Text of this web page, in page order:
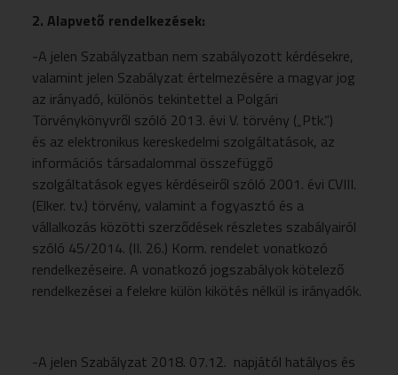
2. Alapvető rendelkezések:
-A jelen Szabályzatban nem szabályozott kérdésekre,
valamint jelen Szabályzat értelmezésére a magyar jog
az irányadó, különös tekintettel a Polgári
Törvénykönyvről szóló 2013. évi V. törvény („Ptk.”)
és az elektronikus kereskedelmi szolgáltatások, az
információs társadalommal összefüggő
szolgáltatások egyes kérdéseiről szóló 2001. évi CVIII.
(Elker. tv.) törvény, valamint a fogyasztó és a
vállalkozás közötti szerződések részletes szabályairól
szóló 45/2014. (II. 26.) Korm. rendelet vonatkozó
rendelkezéseire. A vonatkozó jogszabályok kötelező
rendelkezései a felekre külön kikötés nélkül is irányadók.
-A jelen Szabályzat 2018. 07.12. napjától hatályos és